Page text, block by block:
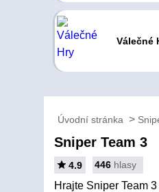
Válečné
Úvodní stránka
Sniper Team 3
4.9 446 hlasy
Hrajte Sniper Team